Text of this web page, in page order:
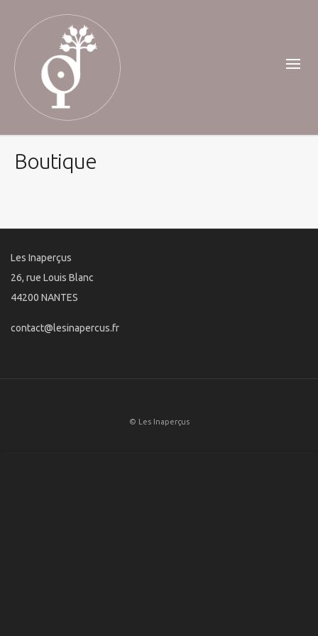
Boutique
Les Inaperçus
26, rue Louis Blanc
44200 NANTES
contact@lesinapercus.fr
© Les Inaperçus